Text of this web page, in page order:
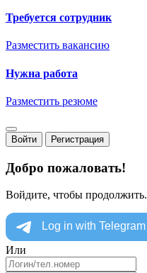
Требуется сотрудник
Разместить вакансию
Нужна работа
Разместить резюме
Войти Регистрация
Добро пожаловать!
Войдите, чтобы продолжить.
Или